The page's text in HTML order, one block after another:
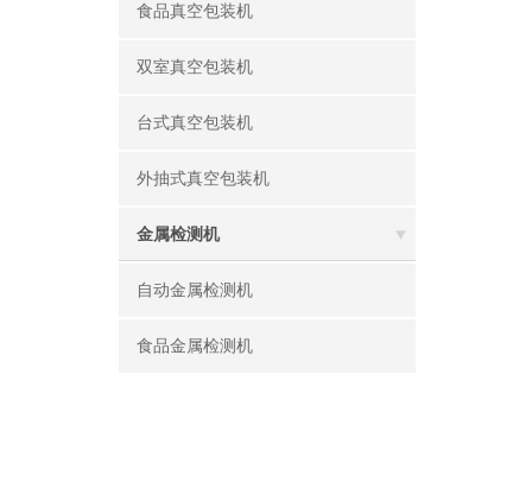
食品真空包装机
双室真空包装机
台式真空包装机
外抽式真空包装机
金属检测机
自动金属检测机
食品金属检测机